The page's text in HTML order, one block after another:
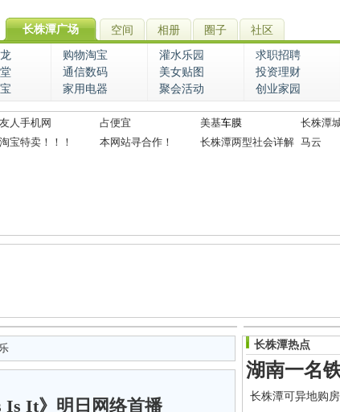
长株潭广场 空间 相册 圈子 社区
购物淘宝 灌水乐园 求职招聘
通信数码 美女贴图 投资理财
家用电器 聚会活动 创业家园
友人手机网 占便宜 美基车膜
长株潭
淘宝特卖！！！ 本网站寻合作！ 长株潭两型社会详解 马云
Is It》明日网络首播
长株潭热点